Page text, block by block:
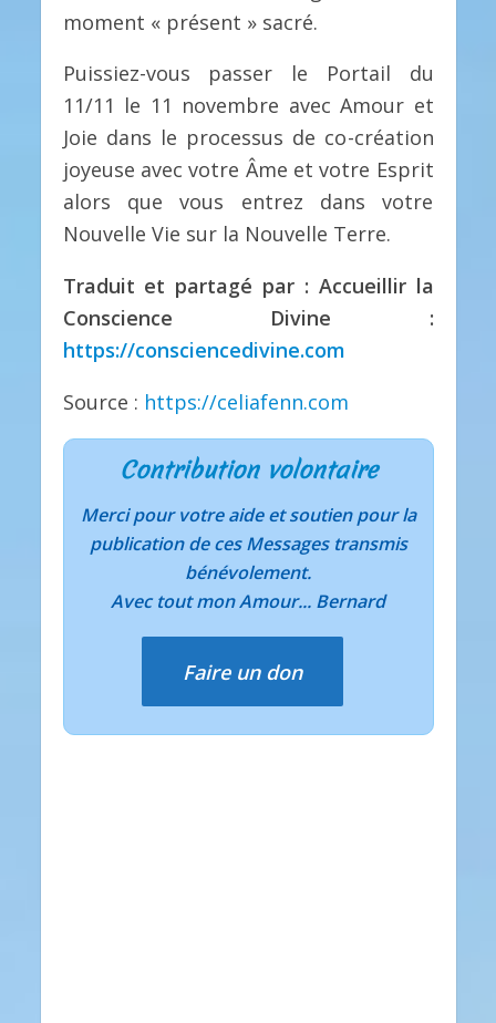
moment « présent » sacré.
Puissiez-vous passer le Portail du
11/11 le 11 novembre avec Amour et
Joie dans le processus de co-création
joyeuse avec votre Âme et votre Esprit
alors que vous entrez dans votre
Nouvelle Vie sur la Nouvelle Terre.
Traduit et partagé par : Accueillir la
Conscience Divine :
https://consciencedivine.com
Source : https://celiafenn.com
Contribution volontaire
Merci pour votre aide et soutien pour la
publication de ces Messages transmis
bénévolement.
Avec tout mon Amour... Bernard
Faire un don